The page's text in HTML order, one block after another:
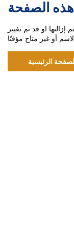
هذه الصفحة
او قد تم تغيير
أو غير متاح مؤقتًا
الرئيسية